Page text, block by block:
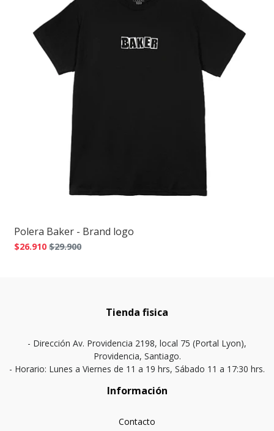
Polera Baker - Brand logo
$26.910 $29.900
Tienda fisica
- Dirección Av. Providencia 2198, local 75 (Portal Lyon),
Providencia, Santiago.
- Horario: Lunes a Viernes de 11 a 19 hrs, Sábado 11 a 17:30 hrs.
Información
Contacto